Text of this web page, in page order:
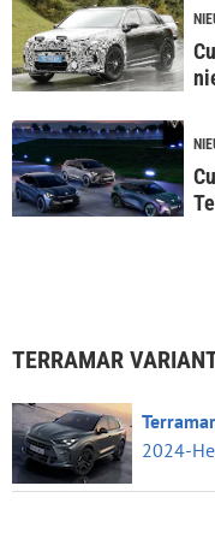
TERRAMAR
2024-